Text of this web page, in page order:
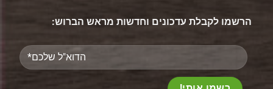
הרשמו לקבלת עדכונים וחדשות מראש הברוש:
Please